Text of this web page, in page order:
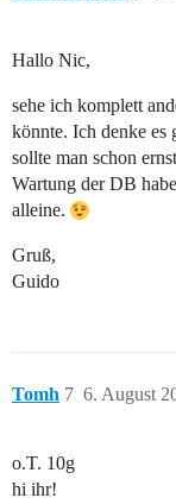
Hallo Nic,
sehe ich komplett
könnte. Ich denke es
sollte man schon
Wartung der DB
alleine.
Gruß,
Guido
Tomh 6. August
7
o.T. 10g
hi ihr!